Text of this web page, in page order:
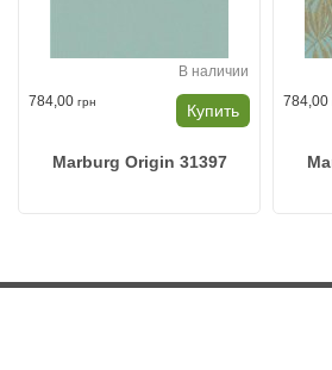
В наличии
784,00 грн Купить
Marburg Origin 31397
784,00